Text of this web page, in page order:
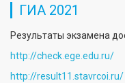
ГИА 2021
Результаты экзамена
http://check.ege.edu.ru/
http://result11.stavrcoi.ru/